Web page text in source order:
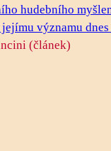
hudebního
významu
(článek)